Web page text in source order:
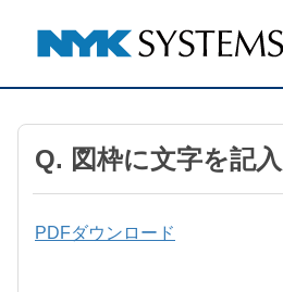
Q. 図枠に文字を記
PDFダウンロード